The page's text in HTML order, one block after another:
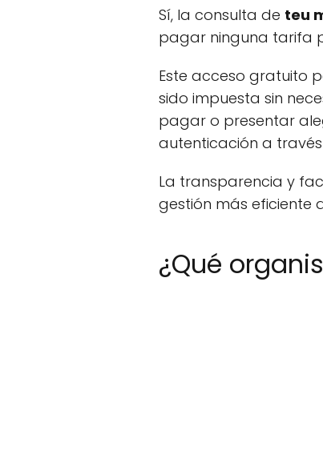
Sí, la consulta de teu
pagar ninguna tarifa
Este acceso gratuito
sido impuesta sin
pagar o presentar
autenticación a través
La transparencia y
gestión más eficiente
¿Qué